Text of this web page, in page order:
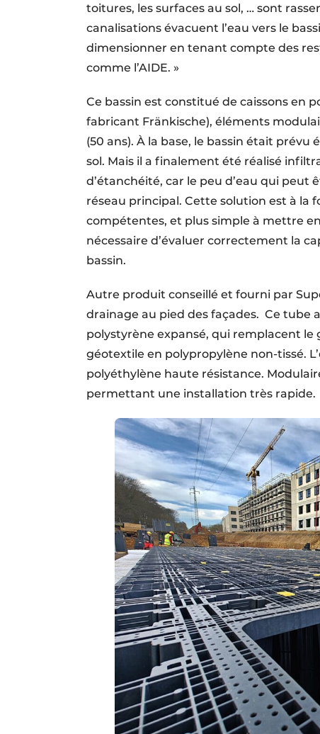
toitures, les surfaces au sol, … sont
canalisations évacuent l’eau vers le
dimensionner en tenant compte des
comme l’AIDE. »
Ce bassin est constitué de caissons en
fabricant Fränkische), éléments
(50 ans). À la base, le bassin était
sol. Mais il a finalement été réalisé
d’étanchéité, car le peu d’eau qui peut
réseau principal. Cette solution est à la
compétentes, et plus simple à mettre
nécessaire d’évaluer correctement la
bassin.
Autre produit conseillé et fourni par
drainage au pied des façades. Ce tube
polystyrène expansé, qui remplacent
géotextile en polypropylène non-tissé.
polyéthylène haute résistance.
permettant une installation très rapide.